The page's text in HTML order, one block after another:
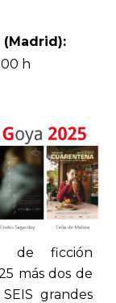
(Madrid):
h
de ficción
másdos de
SEIS grandes